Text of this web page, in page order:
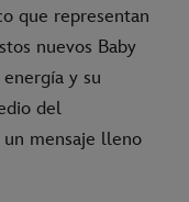
que representan
nuevos Baby
y su
del
mensaje lleno